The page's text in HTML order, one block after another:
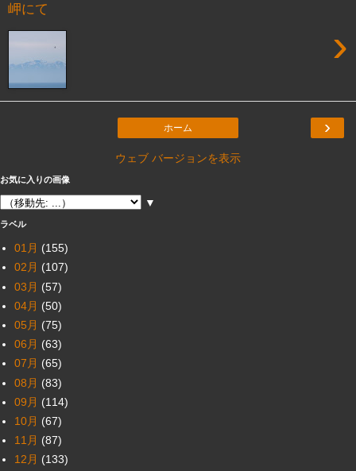
岬にて
›
›
ホーム
ウェブ バージョンを表示
お気に入りの画像
▼
ラベル
01月 (155)
02月 (107)
03月 (57)
04月 (50)
05月 (75)
06月 (63)
07月 (65)
08月 (83)
09月 (114)
10月 (67)
11月 (87)
12月 (133)